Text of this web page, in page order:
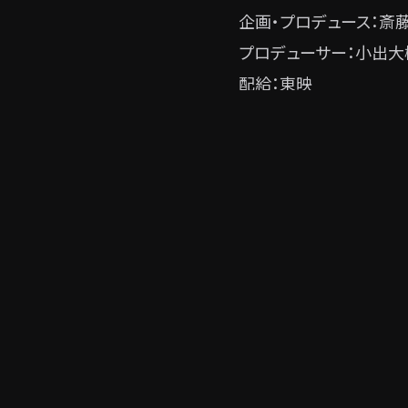
企画・プロデュース：斎
プロデューサー：小出
配給：東映